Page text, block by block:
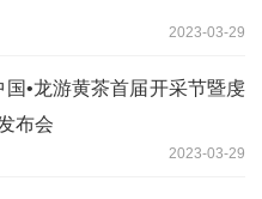
2023-03-29
•龙游黄茶首届开采节暨虔
布会
2023-03-29